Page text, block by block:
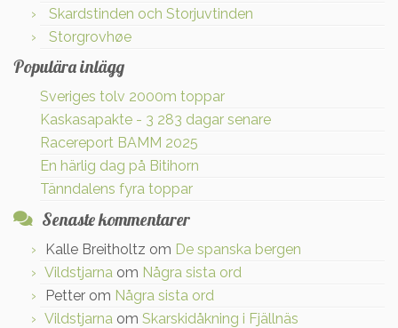
Skardstinden och Storjuvtinden
Storgrovhøe
Populära inlägg
Sveriges tolv 2000m toppar
Kaskasapakte - 3 283 dagar senare
Racereport BAMM 2025
En härlig dag på Bitihorn
Tänndalens fyra toppar
Senaste kommentarer
Kalle Breitholtz om De spanska bergen
Vildstjarna om Några sista ord
Petter om Några sista ord
Vildstjarna om Skarskidåkning i Fjällnäs